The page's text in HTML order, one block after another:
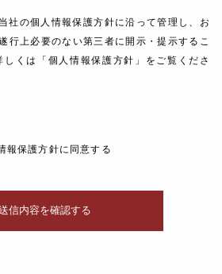
社の個人情報保護方針に沿って管理し、お
行上必要のない第三者に開示・提示するこ
しくは「個人情報保護方針」をご覧くださ
報保護方針に同意する